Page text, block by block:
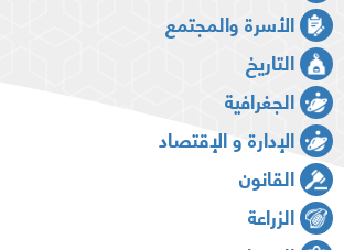
الأسرة والمجتمع
التاريخ
الجغرافية
الإدارة و الإقتصاد
القانون
الزراعة